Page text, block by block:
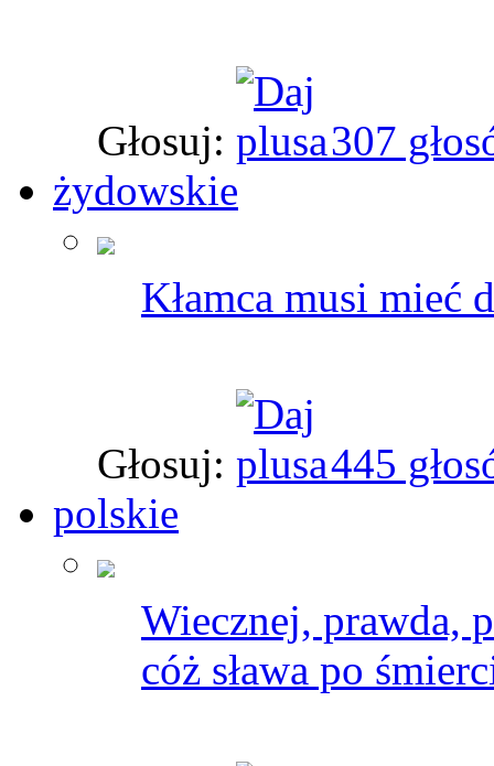
Głosuj:
307
żydowskie
Kłamca musi mieć
Głosuj:
445
polskie
Wiecznej, prawda,
cóż sława po